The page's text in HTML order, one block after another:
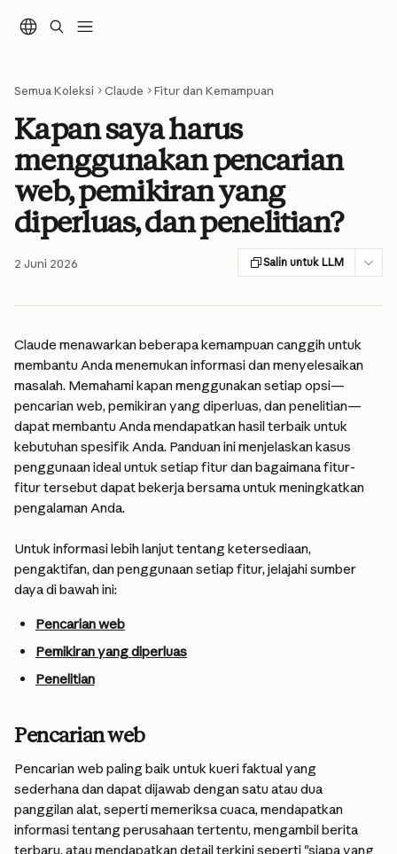
Semua Koleksi Claude Fitur dan Kemampuan
Kapan saya harus
menggunakan pencarian
web, pemikiran yang
diperluas, dan penelitian?
2 Juni 2026 Salin untuk LLM
Claude menawarkan beberapa kemampuan canggih untuk
membantu Anda menemukan informasi dan menyelesaikan
masalah. Memahami kapan menggunakan setiap opsi—
pencarian web, pemikiran yang diperluas, dan penelitian—
dapat membantu Anda mendapatkan hasil terbaik untuk
kebutuhan spesifik Anda. Panduan ini menjelaskan kasus
penggunaan ideal untuk setiap fitur dan bagaimana fitur-
fitur tersebut dapat bekerja bersama untuk meningkatkan
pengalaman Anda.
Untuk informasi lebih lanjut tentang ketersediaan,
pengaktifan, dan penggunaan setiap fitur, jelajahi sumber
daya di bawah ini:
Pencarian web
Pemikiran yang diperluas
Penelitian
Pencarian web
Pencarian web paling baik untuk kueri faktual yang
sederhana dan dapat dijawab dengan satu atau dua
panggilan alat, seperti memeriksa cuaca, mendapatkan
informasi tentang perusahaan tertentu, mengambil berita
terbaru, atau mendapatkan detail terkini seperti "siapa yang